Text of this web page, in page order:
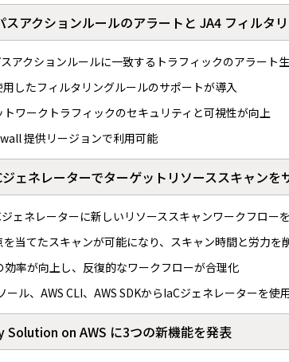
アクションルールのアラートと JA4 フィルタ
アクションルールに一致するトラフィックのアラート
したフィルタリングルールのサポートが導入
ワークトラフィックのセキュリティと可視性が向上
提供リージョンで利用可能
ェネレーターでターゲットリソーススキャンを
ェネレーターに新しいリソーススキャンワークフロー
当てたスキャンが可能になり、スキャン時間と労力を
率が向上し、反復的なワークフローが合理化
ル、AWS CLI、AWS SDKからIaCジェネレーターを使
on AWS に3つの新機能を発表